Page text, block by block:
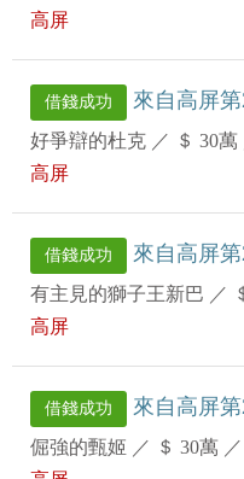
高屏
借錢成功 來自高屏
好爭辯的杜克 ／ ＄ 30萬
高屏
借錢成功 來自高屏
有主見的獅子王新巴 ／
高屏
借錢成功 來自高屏
倔強的甄姬 ／ ＄ 30萬 ／